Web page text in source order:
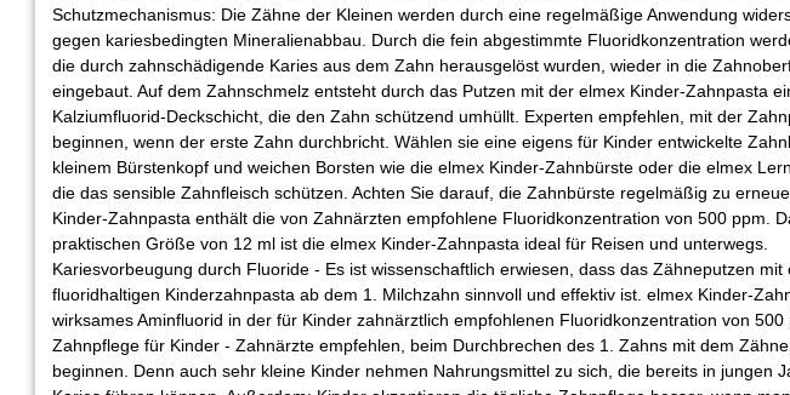
Schutzmechanismus: Die Zähne der Kleinen werden durch eine regelmäßige Anwendung
gegen kariesbedingten Mineralienabbau. Durch die fein abgestimmte Fluoridkonzentration
die durch zahnschädigende Karies aus dem Zahn herausgelöst wurden, wieder in die
eingebaut. Auf dem Zahnschmelz entsteht durch das Putzen mit der elmex Kinder-Zahnpasta
Kalziumfluorid-Deckschicht, die den Zahn schützend umhüllt. Experten empfehlen, mit der
beginnen, wenn der erste Zahn durchbricht. Wählen sie eine eigens für Kinder entwickelte
kleinem Bürstenkopf und weichen Borsten wie die elmex Kinder-Zahnbürste oder die elmex
die das sensible Zahnfleisch schützen. Achten Sie darauf, die Zahnbürste regelmäßig zu
Kinder-Zahnpasta enthält die von Zahnärzten empfohlene Fluoridkonzentration von 500 ppm.
praktischen Größe von 12 ml ist die elmex Kinder-Zahnpasta ideal für Reisen und unterwegs.
Kariesvorbeugung durch Fluoride - Es ist wissenschaftlich erwiesen, dass das Zähneputzen mit
fluoridhaltigen Kinderzahnpasta ab dem 1. Milchzahn sinnvoll und effektiv ist. elmex Kinder-
wirksames Aminfluorid in der für Kinder zahnärztlich empfohlenen Fluoridkonzentration von 500
Zahnpflege für Kinder - Zahnärzte empfehlen, beim Durchbrechen des 1. Zahns mit dem
beginnen. Denn auch sehr kleine Kinder nehmen Nahrungsmittel zu sich, die bereits in jungen